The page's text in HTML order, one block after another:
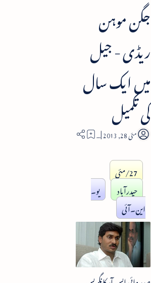
جگن موہن
ریڈی - جیل
میں ایک سال
کی تکمیل
1
27/مئی
حیدرآباد
یو۔
این۔آئی